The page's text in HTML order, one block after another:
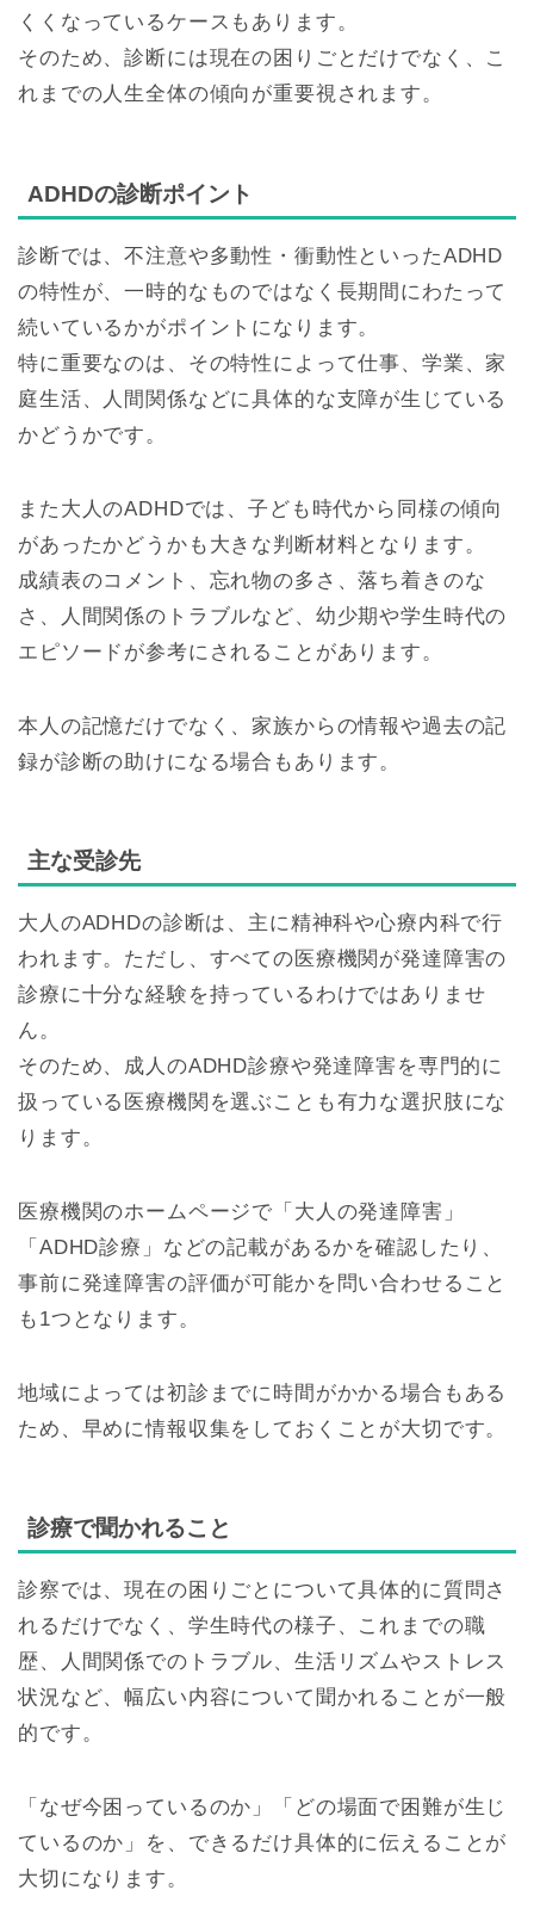
くくなっているケースもあります。
そのため、診断には現在の困りごとだけでなく、こ
れまでの人生全体の傾向が重要視されます。
ADHDの診断ポイント
診断では、不注意や多動性・衝動性といったADHD
の特性が、一時的なものではなく長期間にわたって
続いているかがポイントになります。
特に重要なのは、その特性によって仕事、学業、家
庭生活、人間関係などに具体的な支障が生じている
かどうかです。
また大人のADHDでは、子ども時代から同様の傾向
があったかどうかも大きな判断材料となります。
成績表のコメント、忘れ物の多さ、落ち着きのな
さ、人間関係のトラブルなど、幼少期や学生時代の
エピソードが参考にされることがあります。
本人の記憶だけでなく、家族からの情報や過去の記
録が診断の助けになる場合もあります。
主な受診先
大人のADHDの診断は、主に精神科や心療内科で行
われます。ただし、すべての医療機関が発達障害の
診療に十分な経験を持っているわけではありませ
ん。
そのため、成人のADHD診療や発達障害を専門的に
扱っている医療機関を選ぶことも有力な選択肢にな
ります。
医療機関のホームページで「大人の発達障害」
「ADHD診療」などの記載があるかを確認したり、
事前に発達障害の評価が可能かを問い合わせること
も1つとなります。
地域によっては初診までに時間がかかる場合もある
ため、早めに情報収集をしておくことが大切です。
診療で聞かれること
診察では、現在の困りごとについて具体的に質問さ
れるだけでなく、学生時代の様子、これまでの職
歴、人間関係でのトラブル、生活リズムやストレス
状況など、幅広い内容について聞かれることが一般
的です。
「なぜ今困っているのか」「どの場面で困難が生じ
ているのか」を、できるだけ具体的に伝えることが
大切になります。